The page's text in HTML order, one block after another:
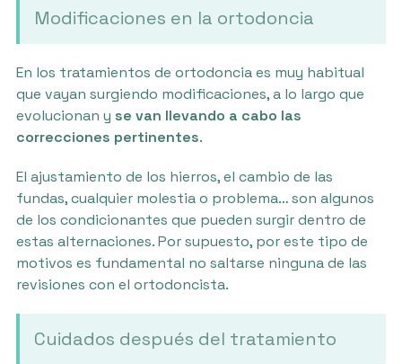
Modificaciones en la ortodoncia
En los tratamientos de ortodoncia es muy habitual
que vayan surgiendo modificaciones, a lo largo que
evolucionan y se van llevando a cabo las
correcciones pertinentes.
El ajustamiento de los hierros, el cambio de las
fundas, cualquier molestia o problema… son algunos
de los condicionantes que pueden surgir dentro de
estas alternaciones. Por supuesto, por este tipo de
motivos es fundamental no saltarse ninguna de las
revisiones con el ortodoncista.
Cuidados después del tratamiento